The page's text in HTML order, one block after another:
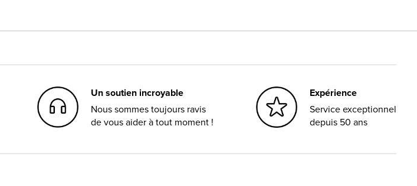
Un soutien incroyable
Nous sommes toujours ravis
de vous aider à tout moment !
Expérience
Service exceptionnel
depuis 50 ans